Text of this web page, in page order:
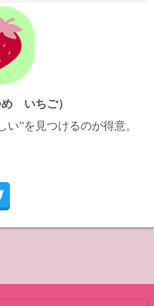
いちご）
”を見つけるのが得意。